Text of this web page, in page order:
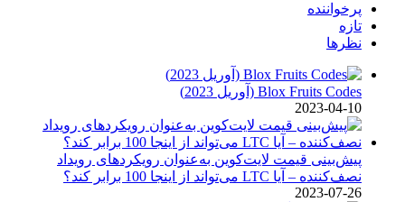
پرخواننده
تازه
نظرها
Blox Fruits Codes (آوریل 2023)
2023-04-10
پیش‌بینی قیمت لایت‌کوین به‌عنوان رویکردهای رویداد
نصف‌کننده – آیا LTC می‌تواند از اینجا 100 برابر کند؟
2023-07-26